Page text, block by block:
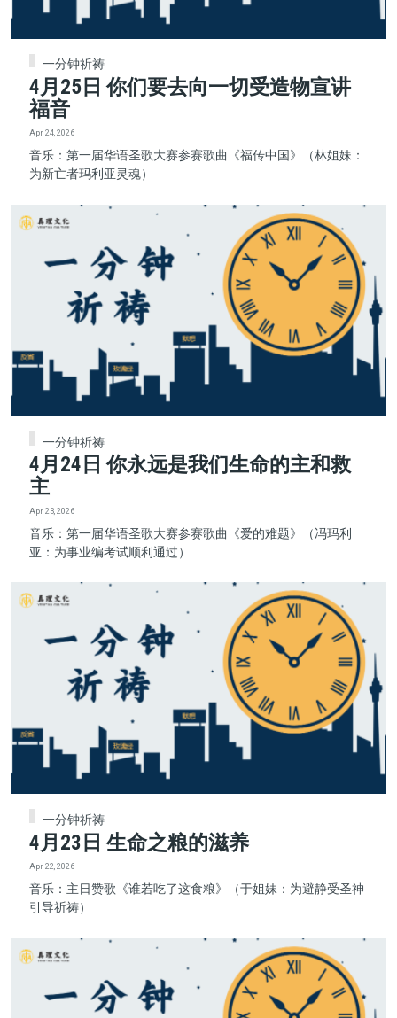
一分钟祈祷
4月25日 你们要去向一切受造物宣讲
福音
Apr 24, 2026
音乐：第一届华语圣歌大赛参赛歌曲《福传中国》（林姐妹：
为新亡者玛利亚灵魂）
一分钟祈祷
4月24日 你永远是我们生命的主和救
主
Apr 23, 2026
音乐：第一届华语圣歌大赛参赛歌曲《爱的难题》（冯玛利
亚：为事业编考试顺利通过）
一分钟祈祷
4月23日 生命之粮的滋养
Apr 22, 2026
音乐：主日赞歌《谁若吃了这食粮》（于姐妹：为避静受圣神
引导祈祷）